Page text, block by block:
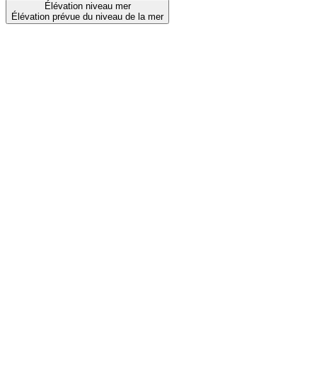
Élévation niveau mer
Élévation prévue du niveau de la mer